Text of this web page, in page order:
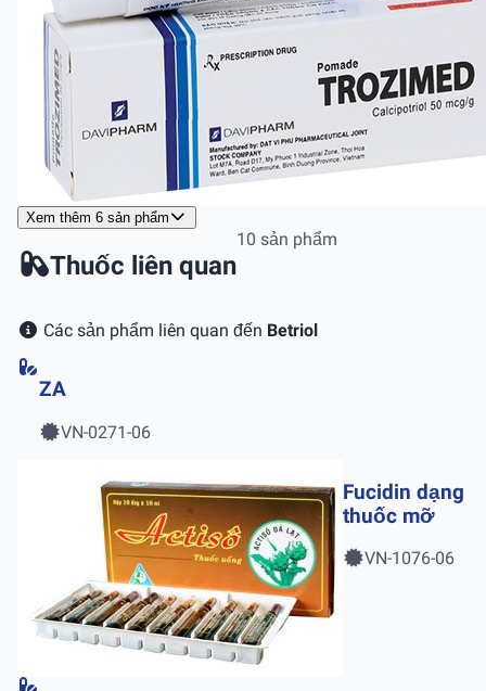
Xem thêm 6 sản phẩm
Thuốc liên quan
10 sản phẩm
Các sản phẩm liên quan đến Betriol
ZA
VN-0271-06
Fucidin dạng
thuốc mỡ
VN-1076-06